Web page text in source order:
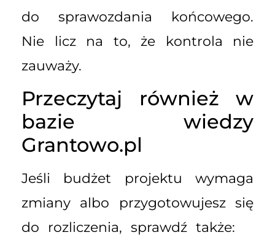
do sprawozdania końcowego.
Nie licz na to, że kontrola nie
zauważy.
Przeczytaj również w
bazie wiedzy
Grantowo.pl
Jeśli budżet projektu wymaga
zmiany albo przygotowujesz się
do rozliczenia, sprawdź także: